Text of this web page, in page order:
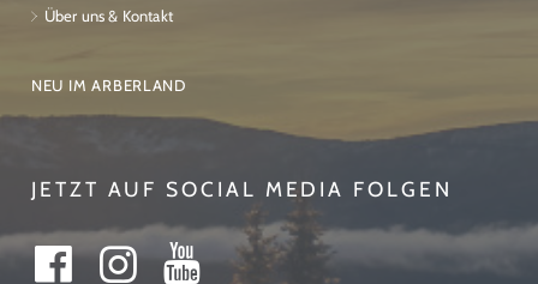
Über uns & Kontakt
NEU IM ARBERLAND
JETZT AUF SOCIAL MEDIA FOLGEN